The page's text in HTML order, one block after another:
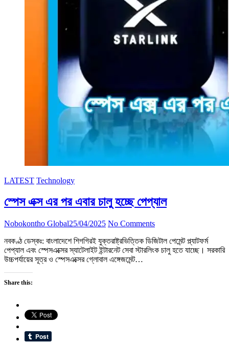
LATEST Technology
স্পেস এক্স এর পর এবার চালু হচ্ছে পেপ্যাল
Nobokontho Global25/04/2025 No Comments
নবকণ্ঠ ডেস্কঃ: বাংলাদেশে শিগগিরই যুক্তরাষ্ট্রভিত্তিক ডিজিটাল পেমেন্ট প্ল্যাটফর্ম
পেপ্যাল এবং স্পেসএক্সের স্যাটেলাইট ইন্টারনেট সেবা স্টারলিংক চালু হতে যাচ্ছে। সরকারি
উচ্চপর্যায়ের সূত্র ও স্পেসএক্সের গ্লোবাল এঙ্গেজমেন্ট…
Share this: